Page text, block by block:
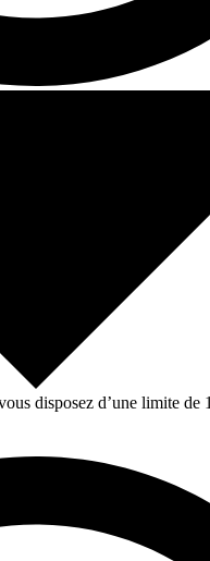
disposez d’une limite de